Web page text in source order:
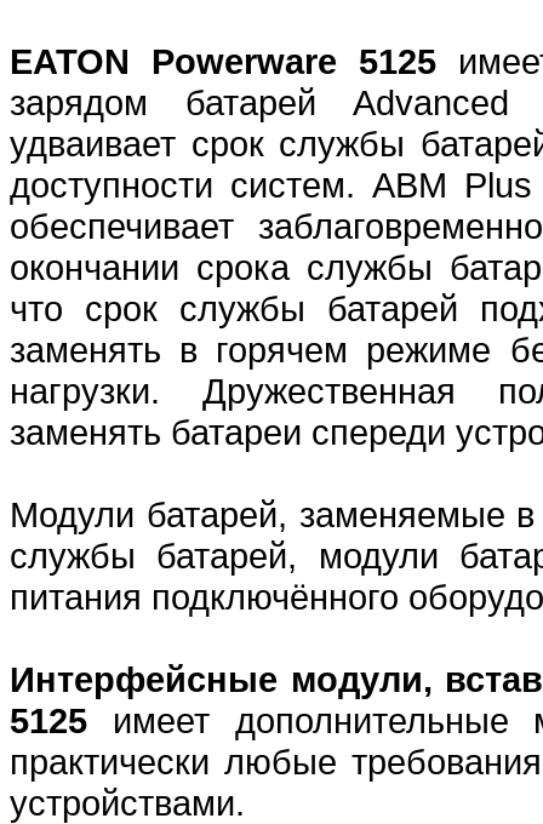
EATON Powerware 5125
зарядом батарей
удваивает срок службы
доступности систем. ABM
обеспечивает
окончании срока службы
что срок службы батарей
заменять в горячем режиме
нагрузки. Дружественная
заменять батареи спереди
Модули батарей, заменяемые в
службы батарей, модули
питания подключённого
Интерфейсные модули,
5125
имеет дополнительные
практически любые
устройствами.